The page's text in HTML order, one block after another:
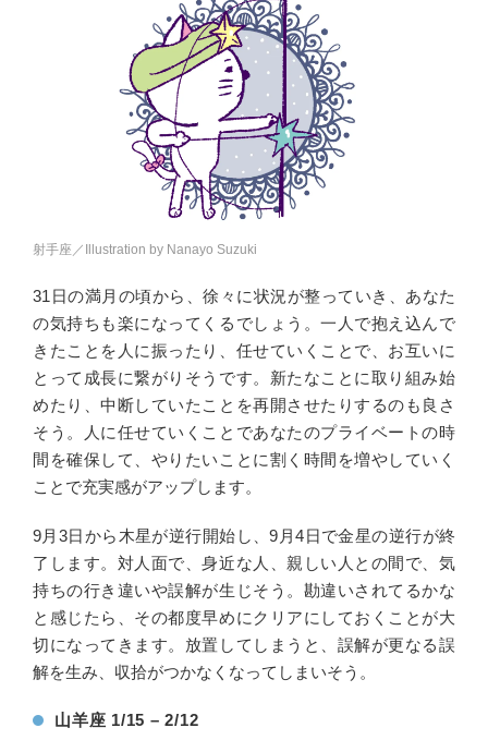
射手座／Illustration by Nanayo Suzuki
31日の満月の頃から、徐々に状況が整っていき、あなた
の気持ちも楽になってくるでしょう。一人で抱え込んで
きたことを人に振ったり、任せていくことで、お互いに
とって成長に繋がりそうです。新たなことに取り組み始
めたり、中断していたことを再開させたりするのも良さ
そう。人に任せていくことであなたのプライベートの時
間を確保して、やりたいことに割く時間を増やしていく
ことで充実感がアップします。
9月3日から木星が逆行開始し、9月4日で金星の逆行が終
了します。対人面で、身近な人、親しい人との間で、気
持ちの行き違いや誤解が生じそう。勘違いされてるかな
と感じたら、その都度早めにクリアにしておくことが大
切になってきます。放置してしまうと、誤解が更なる誤
解を生み、収拾がつかなくなってしまいそう。
山羊座 1/15 – 2/12